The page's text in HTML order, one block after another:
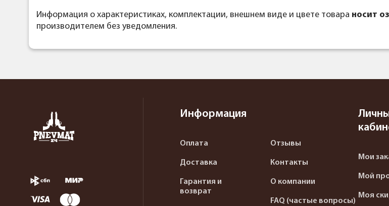
Информация о характеристиках, комплектации, внешнем виде и цвете товара носит
производителем без уведомления.
Информация
Оплата
Доставка
Гарантия и
возврат
Отзывы
Контакты
О компании
FAQ (частые вопросы)
Мои
Мой
Моя